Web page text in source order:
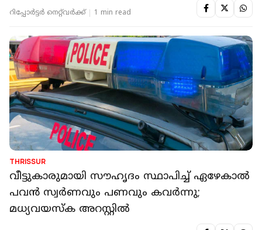
റിപ്പോർട്ടർ നെറ്റ്‌വര്‍ക്ക്‌ 1 min read
THRISSUR
വീട്ടുകാരുമായി സൗഹൃദം സ്ഥാപിച്ച് ഏഴേകാൽ
പവൻ സ്വര്‍ണവും പണവും കവര്‍ന്നു;
മധ്യവയസ്‌ക അറസ്റ്റില്‍